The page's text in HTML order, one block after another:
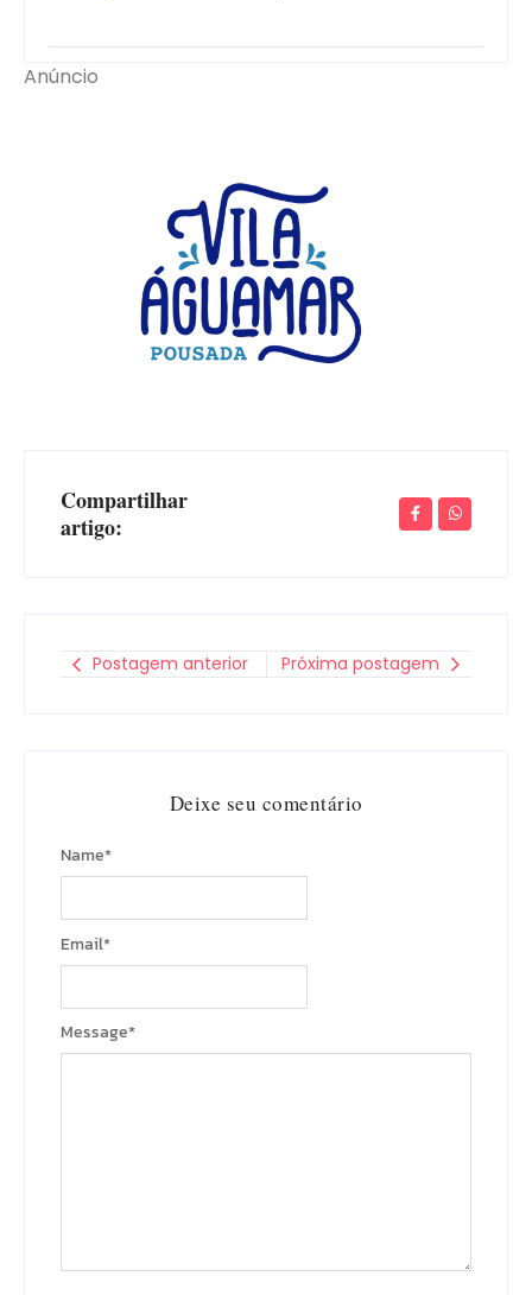
Anúncio
Compartilhar
artigo:
Postagem anterior Próxima postagem
Deixe seu comentário
Message*
Name*
Email*